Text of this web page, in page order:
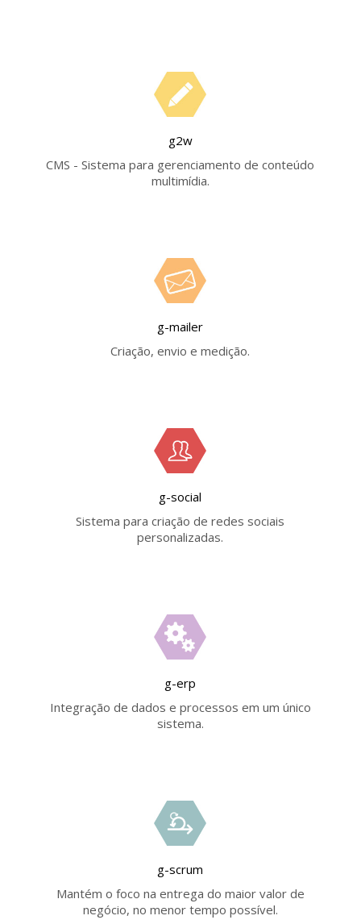
g2w
CMS - Sistema para gerenciamento de conteúdo
multimídia.
g-mailer
Criação, envio e medição.
g-social
Sistema para criação de redes sociais
personalizadas.
g-erp
Integração de dados e processos em um único
sistema.
g-scrum
Mantém o foco na entrega do maior valor de
negócio, no menor tempo possível.